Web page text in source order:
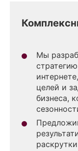
Мы
целей и
бизнеса,